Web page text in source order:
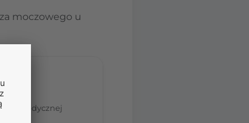
moczowego u
medycznej